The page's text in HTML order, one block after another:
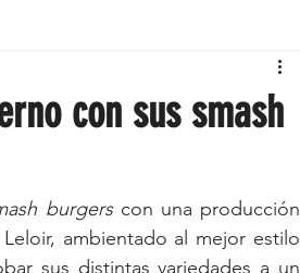
con sus smash
burgers con una producción
ambientado al mejor estilo
sus distintas variedades a un